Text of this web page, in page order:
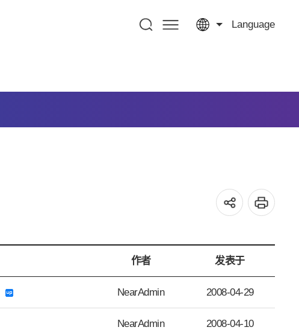
Language
作者 发表于
NearAdmin 2008-04-29
NearAdmin 2008-04-10